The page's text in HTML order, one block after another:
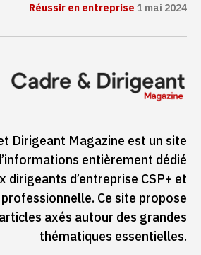
Réussir en entreprise1 mai 2024
Dirigeant Magazine est un site
entièrement dédié
dirigeants d’entreprise CSP+ et
Ce site propose
axés autour des grandes
thématiques essentielles.